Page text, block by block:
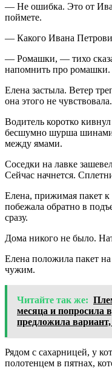
— Не ошибка. Это от
поймете.
— Какого Ивана
— Ромашки, — тихо
напомнить про ромашки.
Елена застыла. Ветер
она этого не чувствовала.
Водитель коротко
бесшумно шурша
между ямами.
Соседки на лавке
Сейчас начнется.
Елена, прижимая пакет к
побежала обратно в
сразу.
Дома никого не было.
Елена положила пакет
чужим.
Читайте так же:
месяца и попросила
предложила вариант,
Рядом с сахарницей, у
полотенцем в пятнах,